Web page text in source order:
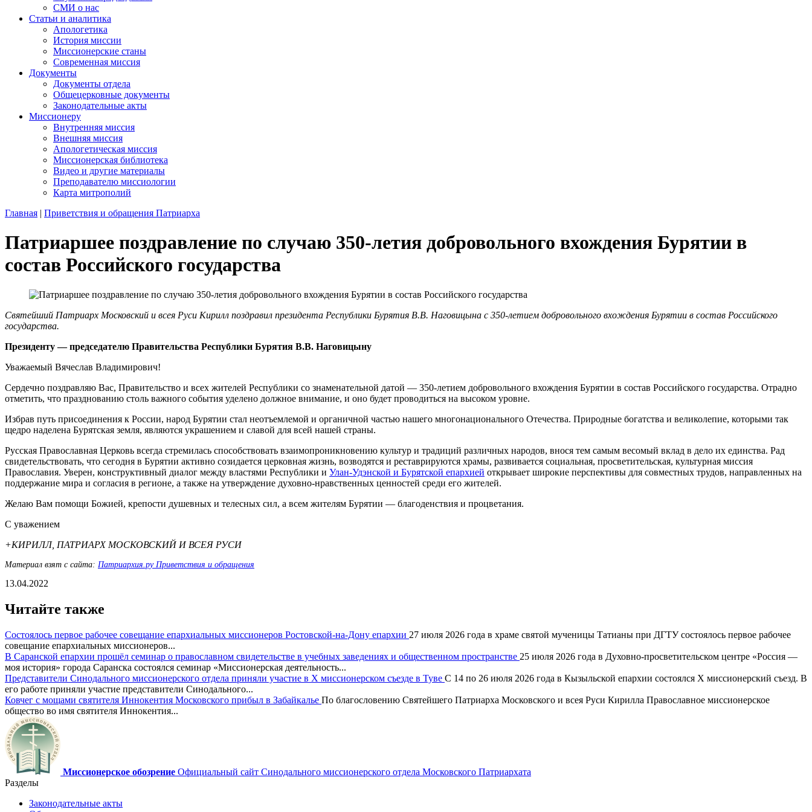
СМИ о нас
Статьи и аналитика
Апологетика
История миссии
Миссионерские станы
Современная миссия
Документы
Документы отдела
Общецерковные документы
Законодательные акты
Миссионеру
Внутренняя миссия
Внешняя миссия
Апологетическая миссия
Миссионерская библиотека
Видео и другие материалы
Преподавателю миссиологии
Карта митрополий
Главная | Приветствия и обращения Патриарха
Патриаршее поздравление по случаю 350-летия добровольного вхождения Бурятии в
состав Российского государства
Святейший Патриарх Московский и всея Руси Кирилл поздравил президента Республики Бурятия В.В. Наговицына с 350-летием добровольного вхождения Бурятии в состав Российского
государства.
Президенту ― председателю Правительства Республики Бурятия В.В. Наговицыну
Уважаемый Вячеслав Владимирович!
Сердечно поздравляю Вас, Правительство и всех жителей Республики со знаменательной датой ― 350-летием добровольного вхождения Бурятии в состав Российского государства. Отрадно
отметить, что празднованию столь важного события уделено должное внимание, и оно будет проводиться на высоком уровне.
Избрав путь присоединения к России, народ Бурятии стал неотъемлемой и органичной частью нашего многонационального Отечества. Природные богатства и великолепие, которыми так
щедро наделена Бурятская земля, являются украшением и славой для всей нашей страны.
Русская Православная Церковь всегда стремилась способствовать взаимопроникновению культур и традиций различных народов, внося тем самым весомый вклад в дело их единства. Рад
свидетельствовать, что сегодня в Бурятии активно созидается церковная жизнь, возводятся и реставрируются храмы, развивается социальная, просветительская, культурная миссия
Православия. Уверен, конструктивный диалог между властями Республики и Улан-Удэнской и Бурятской епархией открывает широкие перспективы для совместных трудов, направленных на
поддержание мира и согласия в регионе, а также на утверждение духовно-нравственных ценностей среди его жителей.
Желаю Вам помощи Божией, крепости душевных и телесных сил, а всем жителям Бурятии ― благоденствия и процветания.
С уважением
+КИРИЛЛ, ПАТРИАРХ МОСКОВСКИЙ И ВСЕЯ РУСИ
Материал взят с сайта: Патриархия.ру Приветствия и обращения
13.04.2022
Читайте также
Состоялось первое рабочее совещание епархиальных миссионеров Ростовской-на-Дону епархии 27 июля 2026 года в храме святой мученицы Татианы при ДГТУ состоялось первое рабочее
совещание епархиальных миссионеров...
В Саранской епархии прошёл семинар о православном свидетельстве в учебных заведениях и общественном пространстве 25 июля 2026 года в Духовно-просветительском центре «Россия —
моя история» города Саранска состоялся семинар «Миссионерская деятельность...
Представители Синодального миссионерского отдела приняли участие в X миссионерском съезде в Туве С 14 по 26 июля 2026 года в Кызыльской епархии состоялся X миссионерский съезд. В
его работе приняли участие представители Синодального...
Ковчег с мощами святителя Иннокентия Московского прибыл в Забайкалье По благословению Святейшего Патриарха Московского и всея Руси Кирилла Православное миссионерское
общество во имя святителя Иннокентия...
Миссионерское обозрение Официальный сайт Синодального миссионерского отдела Московского Патриархата
Разделы
Законодательные акты